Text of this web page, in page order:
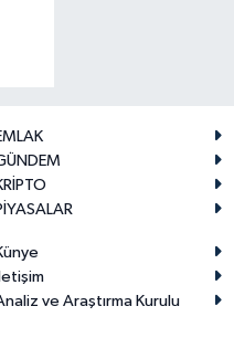
İletişim
ve Araştırma Kurulu